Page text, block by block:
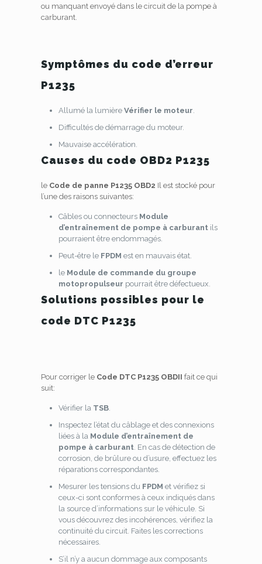
ou manquant envoyé dans le circuit de la pompe à
carburant.
Symptômes du code d’erreur
P1235
Allumé la lumière Vérifier le moteur.
Difficultés de démarrage du moteur.
Mauvaise accélération.
Causes du code OBD2 P1235
le Code de panne P1235 OBD2 Il est stocké pour
l’une des raisons suivantes:
Câbles ou connecteurs Module
d’entraînement de pompe à carburantils
pourraient être endommagés.
Peut-être le FPDM est en mauvais état.
le Module de commande du groupe
motopropulseur pourrait être défectueux.
Solutions possibles pour le
code DTC P1235
Pour corriger le Code DTC P1235 OBDII fait ce qui
suit:
Vérifier la TSB.
Inspectez l’état du câblage et des connexions
liées à la Module d’entraînement de
pompe à carburant. En cas de détection de
corrosion, de brûlure ou d’usure, effectuez les
réparations correspondantes.
Mesurer les tensions du FPDM et vérifiez si
ceux-ci sont conformes à ceux indiqués dans
la source d’informations sur le véhicule. Si
vous découvrez des incohérences, vérifiez la
continuité du circuit. Faites les corrections
nécessaires.
S’il n’y a aucun dommage aux composants